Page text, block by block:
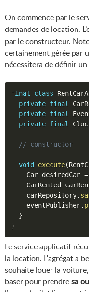
On commence par le
demandes de location.
par le constructeur.
certainement gérée par
nécessitera de définir
final class
private final
private final
private final
// constructor
void execute(
    Car desiredCar
=
CarRented
    carRepository
.
    eventPublisher
.
}
}
Le service applicatif
la location. L'agrégat a
souhaite louer la
baser pour prendresa